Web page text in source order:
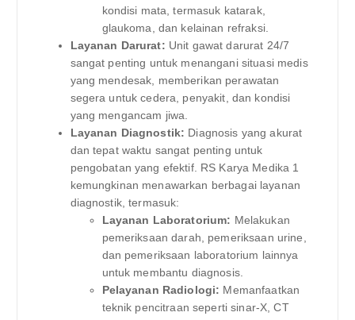
kondisi mata, termasuk katarak,
glaukoma, dan kelainan refraksi.
Layanan Darurat: Unit gawat darurat 24/7
sangat penting untuk menangani situasi medis
yang mendesak, memberikan perawatan
segera untuk cedera, penyakit, dan kondisi
yang mengancam jiwa.
Layanan Diagnostik: Diagnosis yang akurat
dan tepat waktu sangat penting untuk
pengobatan yang efektif. RS Karya Medika 1
kemungkinan menawarkan berbagai layanan
diagnostik, termasuk:
Layanan Laboratorium: Melakukan
pemeriksaan darah, pemeriksaan urine,
dan pemeriksaan laboratorium lainnya
untuk membantu diagnosis.
Pelayanan Radiologi: Memanfaatkan
teknik pencitraan seperti sinar-X, CT